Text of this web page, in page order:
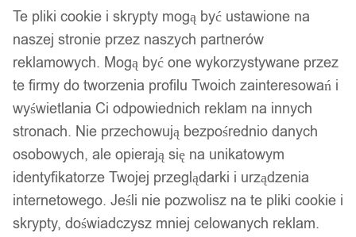
Pokrowiec ochronny na walizkę bagaż
podróżny 18-21" cali 45-55cm rozmiar s
28,99zł
Te pliki cookie i skrypty mogą być ustawione na
naszej stronie przez naszych partnerów
reklamowych. Mogą być one wykorzystywane przez
te firmy do tworzenia profilu Twoich zainteresowań i
wyświetlania Ci odpowiednich reklam na innych
stronach. Nie przechowują bezpośrednio danych
osobowych, ale opierają się na unikatowym
identyfikatorze Twojej przeglądarki i urządzenia
internetowego. Jeśli nie pozwolisz na te pliki cookie i
skrypty, doświadczysz mniej celowanych reklam.